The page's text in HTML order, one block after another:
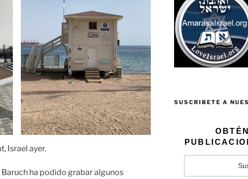
Israel ayer.
ha podido grabar algunos
SUSCRIBETE A